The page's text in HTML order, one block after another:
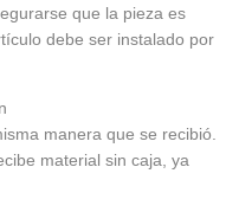
que la pieza es
debe ser instalado por
manera que se recibió.
material sin caja, ya